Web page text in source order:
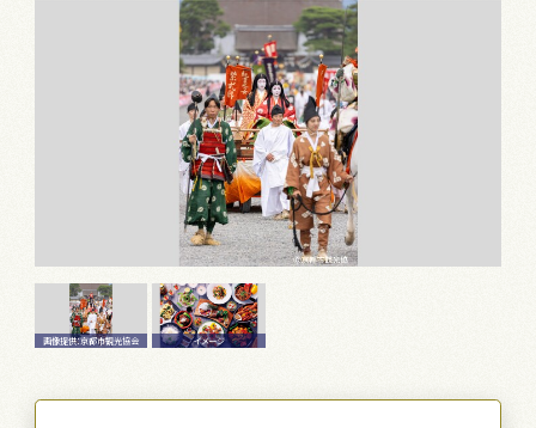
画像提供：京都市観光協会 イメージ